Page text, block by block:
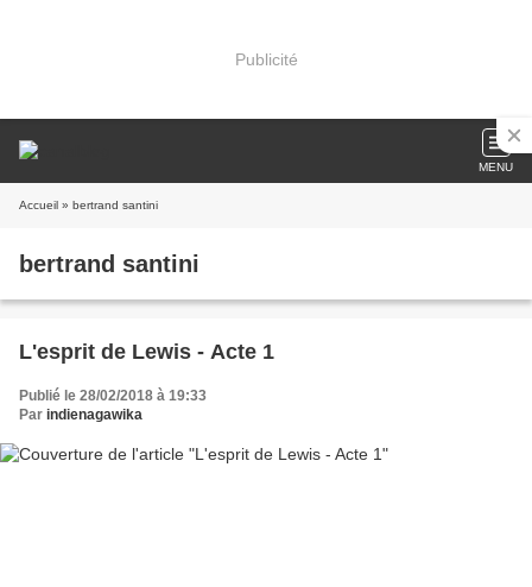
Publicité
MENU
Accueil » bertrand santini
bertrand santini
L'esprit de Lewis - Acte 1
Publié le 28/02/2018 à 19:33
Par indienagawika